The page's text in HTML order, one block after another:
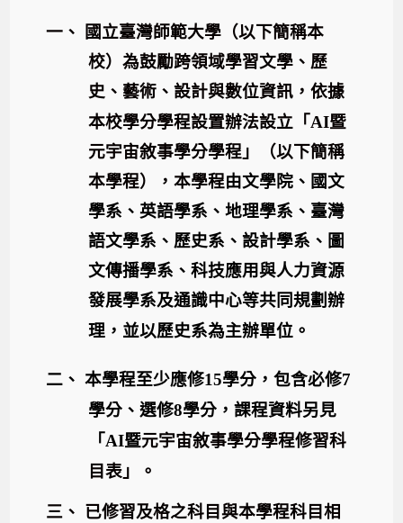
一、
國立臺灣師範大學（以下簡稱本
校）為鼓勵跨領域學習文學、歷
史、藝術、設計與數位資訊，依據
本校學分學程設置辦法設立「AI暨
元宇宙敘事學分學程」（以下簡稱
本學程），本學程由文學院、國文
學系、英語學系、地理學系、臺灣
語文學系、歷史系、設計學系、圖
文傳播學系、科技應用與人力資源
發展學系及通識中心等共同規劃辦
理，並以歷史系為主辦單位。
二、 本學程至少應修15學分，包含必修7
學分、選修8學分，課程資料另見
「AI暨元宇宙敘事學分學程修習科
目表」。
三、 已修習及格之科目與本學程科目相